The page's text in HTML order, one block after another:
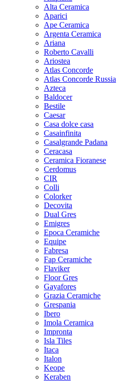
Alta Ceramica
Aparici
Ape Ceramica
Argenta Ceramica
Ariana
Roberto Cavalli
Ariostea
Atlas Concorde
Atlas Concorde Russia
Azteca
Baldocer
Bestile
Caesar
Casa dolce casa
Casainfinita
Casalgrande Padana
Ceracasa
Ceramica Fioranese
Cerdomus
CIR
Colli
Colorker
Decovita
Dual Gres
Emigres
Epoca Ceramiche
Equipe
Fabresa
Fap Ceramiche
Flaviker
Floor Gres
Gayafores
Grazia Ceramiche
Grespania
Ibero
Imola Ceramica
Impronta
Isla Tiles
Itaca
Italon
Keope
Keraben